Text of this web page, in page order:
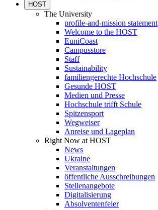
HOST
The University
profile-and-mission statement
Welcome to the HOST
EuniCoast
Campusstore
Staff
Sustainability
familiengerechte Hochschule
Gesunde HOST
Medien und Presse
Hochschule trifft Schule
Spitzensport
Wegweiser
Anreise und Lageplan
Right Now at HOST
News
Ukraine
Veranstaltungen
öffentliche Ausschreibungen
Stellenangebote
Digitalisierung
Absolventenfeier